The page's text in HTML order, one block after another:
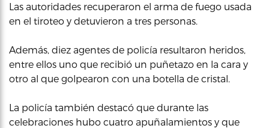
Las autoridades recuperaron el arma de fuego usada
en el tiroteo y detuvieron a tres personas.
Además, diez agentes de policía resultaron heridos,
entre ellos uno que recibió un puñetazo en la cara y
otro al que golpearon con una botella de cristal.
La policía también destacó que durante las
celebraciones hubo cuatro apuñalamientos y que